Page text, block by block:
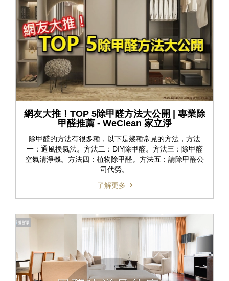
網友大推！TOP 5除甲醛方法大公開 | 專業除
甲醛推薦 - WeClean 家立淨
除甲醛的方法有很多種，以下是幾種常見的方法，方法
一：通風換氣法。方法二：DIY除甲醛。方法三：除甲醛
空氣清淨機。方法四：植物除甲醛。方法五：請除甲醛公
司代勞。
了解更多